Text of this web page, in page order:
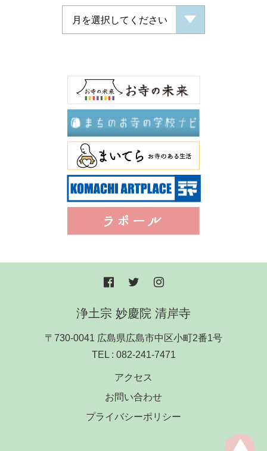
浄土宗 妙慶院 清岸寺
〒730-0041 広島県広島市中区小町2番1号
TEL : 082-241-7471
アクセス
お問い合わせ
プライバシーポリシー